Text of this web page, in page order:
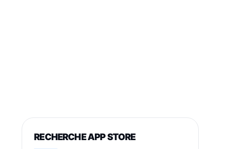
RECHERCHE APP STORE